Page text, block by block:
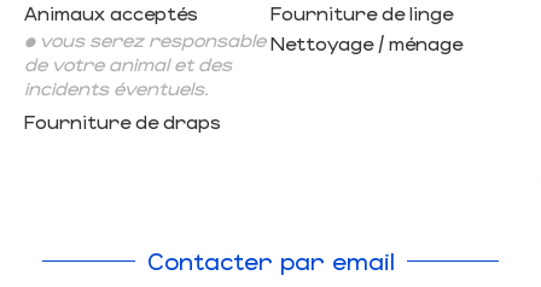
Animaux acceptés
• vous serez responsable
de votre animal et des
incidents éventuels.
Fourniture de draps
Fourniture de linge
Nettoyage / ménage
Contacter par email